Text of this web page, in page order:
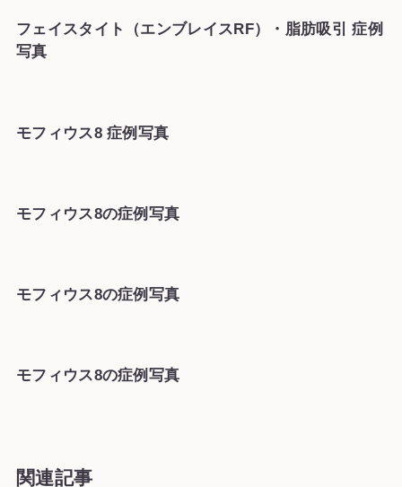
フェイスタイト（エンブレイスRF）・脂肪吸引 症例
写真
モフィウス8 症例写真
モフィウス8の症例写真
モフィウス8の症例写真
モフィウス8の症例写真
関連記事